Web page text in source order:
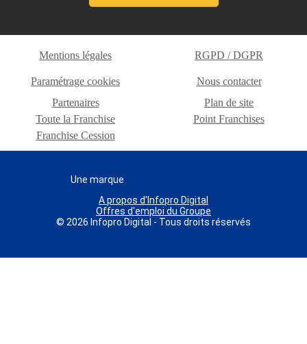
Mentions légales RGPD / DGPR
Paramétrage cookies
Nous contacter
Partenaires
Plan de site
Toute la Franchise
Point Franchises
Franchise Cession
Une marque
A propos d'Infopro Digital
Offres d'emploi du Groupe
© 2026 Infopro Digital - Tous droits réservés